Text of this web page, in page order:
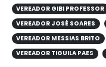
VEREADOR GIBI PROFESSOR
VEREADOR JOSÉ SOARES
VEREADOR MESSIAS BRITO
VEREADOR TIGUILA PAES